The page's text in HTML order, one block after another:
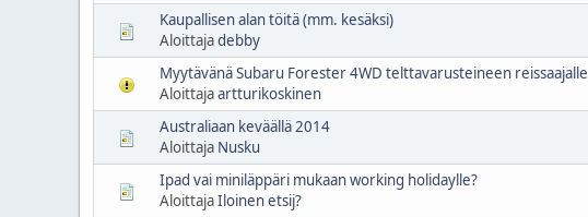
Kaupallisen alan töitä (mm. kesäksi)
Aloittajadebby
Myytävänä Subaru Forester 4WD telttavarusteineen reissaajalle
Aloittajaartturikoskinen
Australiaan keväällä 2014
Aloittaja Nusku
Ipad vai miniläppäri mukaan working holidaylle?
AloittajaIloinen etsij?